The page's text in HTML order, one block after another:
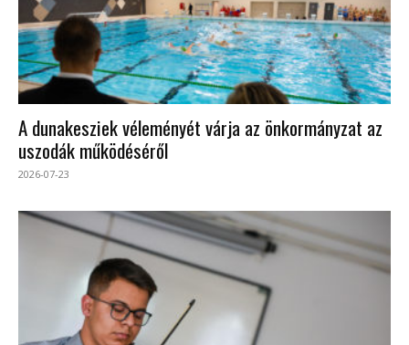
A dunakesziek véleményét várja az önkormányzat az
uszodák működéséről
2026-07-23